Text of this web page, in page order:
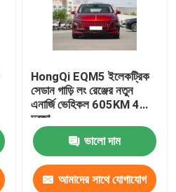
HongQi EQM5 ইলেকট্রিক
সেডান গাড়ি লং রেঞ্জের নতুন
এনার্জি ভেহিকল 605KM 4
দরজা
ভালো দাম
আমাদের সাথে যোগাযোগ